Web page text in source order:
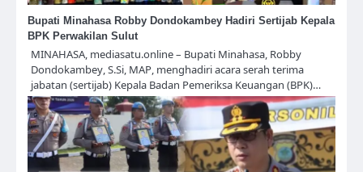
Bupati Minahasa Robby Dondokambey Hadiri Sertijab Kepala
BPK Perwakilan Sulut
MINAHASA, mediasatu.online – Bupati Minahasa, Robby
Dondokambey, S.Si, MAP, menghadiri acara serah terima
jabatan (sertijab) Kepala Badan Pemeriksa Keuangan (BPK)…